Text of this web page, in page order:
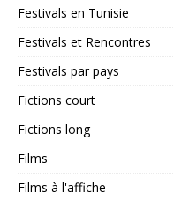
Festivals en Tunisie
Festivals et Rencontres
Festivals par pays
Fictions court
Fictions long
Films
Films à l'affiche